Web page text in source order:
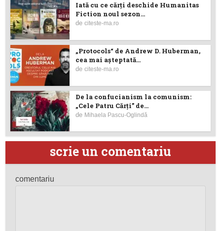
Iată cu ce cărţi deschide Humanitas
Fiction noul sezon...
deciteste-ma.ro
„Protocols“ de Andrew D. Huberman,
cea mai așteptată...
deciteste-ma.ro
De la confucianism la comunism:
„Cele Patru Cărți” de...
de Mihaela Pascu-Oglindă
scrie un comentariu
comentariu